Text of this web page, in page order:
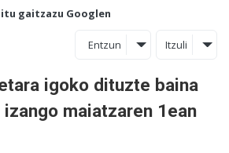
gaitzazu Googlen
Entzun Itzuli
igoko dituzte baina
maiatzaren 1ean